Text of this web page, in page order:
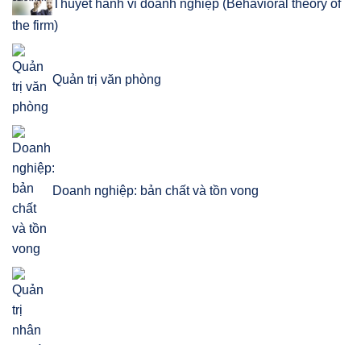
Thuyết hành vi doanh nghiệp (Behavioral theory of
the firm)
Quản trị văn phòng
Doanh nghiệp: bản chất và tồn vong